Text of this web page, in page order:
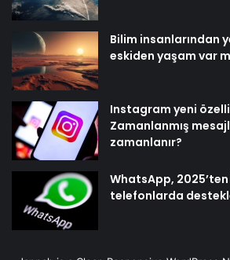
Bilim insanlarından
eskiden yaşam var
Instagram yeni
Zamanlanmış
zamanlanır?
WhatsApp,
telefonlarda